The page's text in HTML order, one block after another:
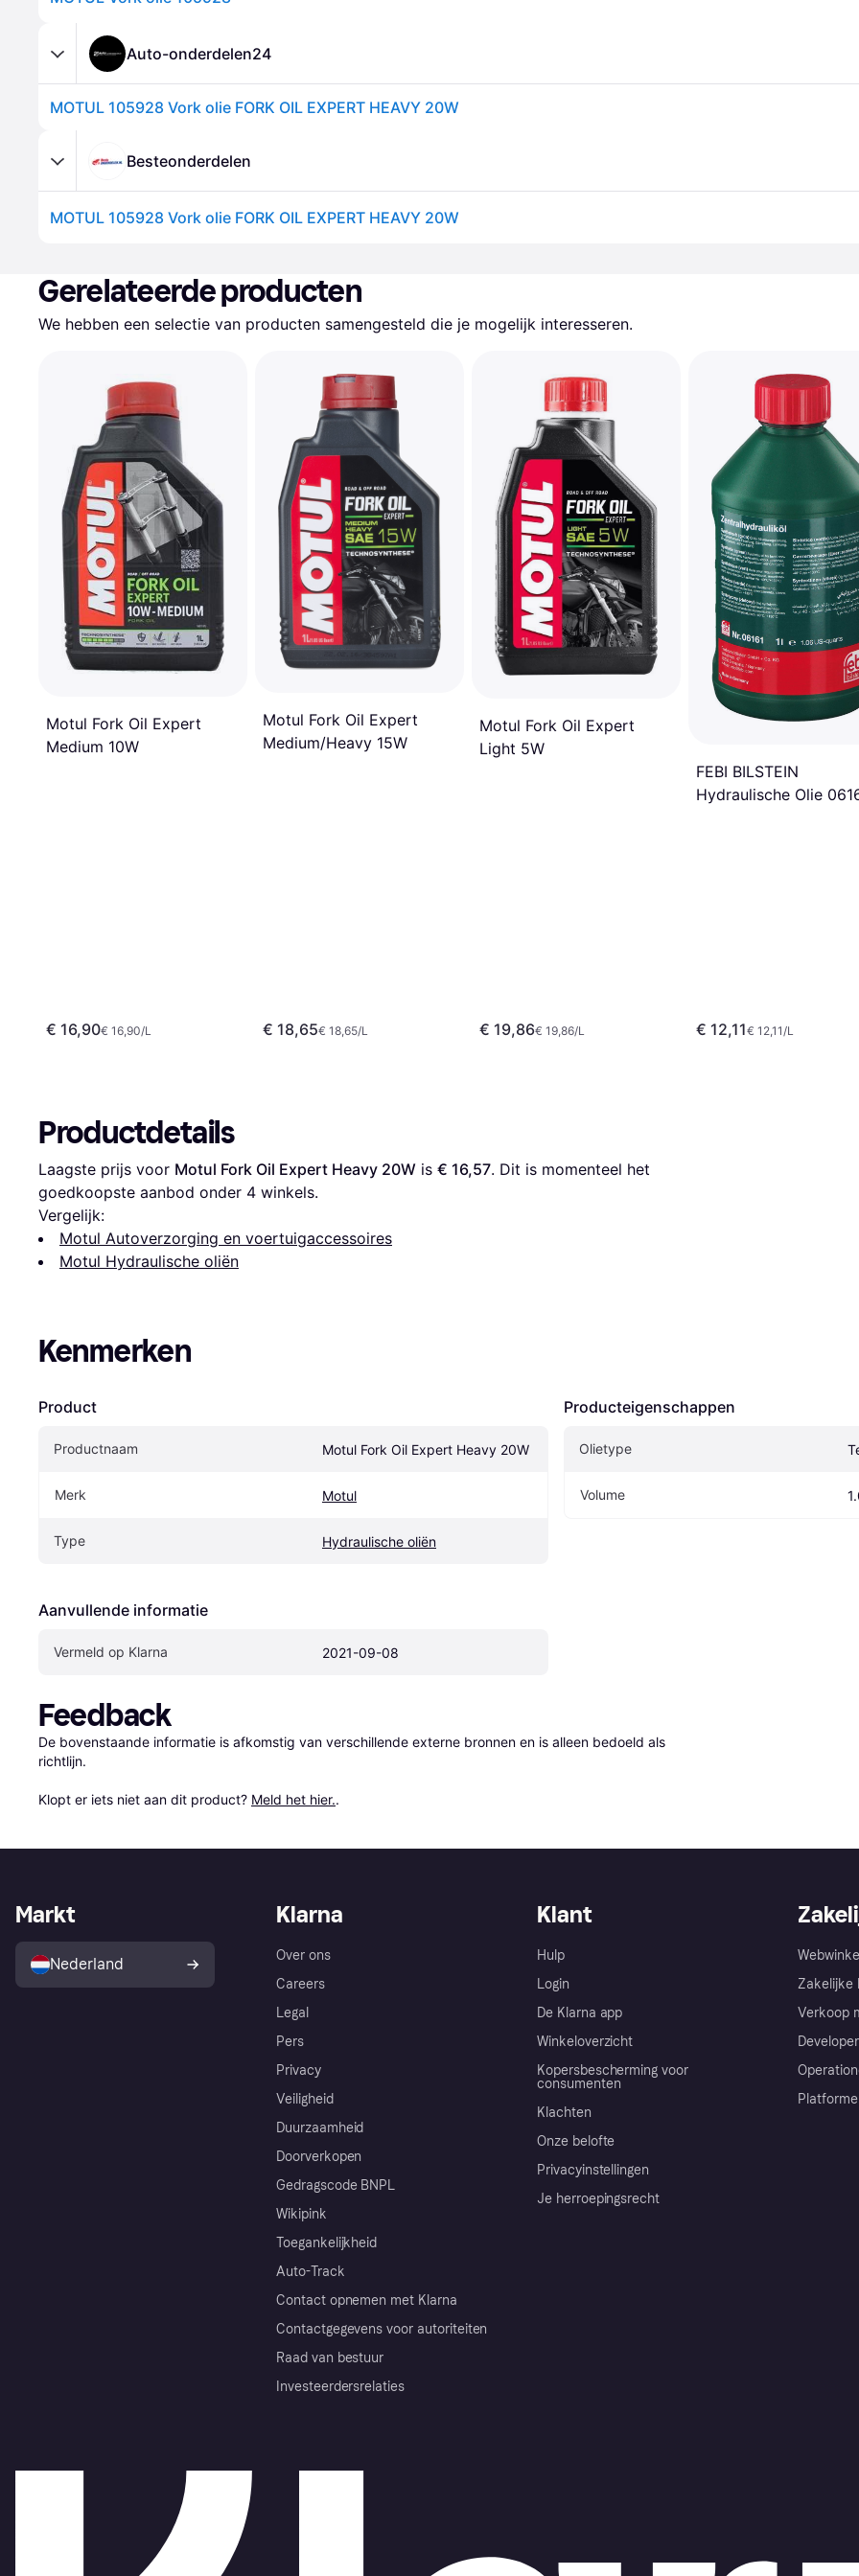
Auto-onderdelen24
MOTUL 105928 Vork olie FORK OIL EXPERT HEAVY 20W
Besteonderdelen
MOTUL 105928 Vork olie FORK OIL EXPERT HEAVY 20W
Gerelateerde producten
We hebben een selectie van producten samengesteld die je mogelijk interesseren.
Motul Fork Oil Expert
Medium 10W
€ 16,90€ 16,90/L
Motul Fork Oil Expert
Medium/Heavy 15W
€ 18,65€ 18,65/L
Motul Fork Oil Expert
Light 5W
€ 19,86€ 19,86/L
FEBI BILSTEIN
Hydraulische Olie
€ 12,11€ 12,11/L
Productdetails
Laagste prijs voor Motul Fork Oil Expert Heavy 20W is € 16,57. Dit is momenteel het
goedkoopste aanbod onder 4 winkels.
Vergelijk:
Motul Autoverzorging en voertuigaccessoires
Motul Hydraulische oliën
Kenmerken
Product
Productnaam Motul Fork Oil Expert Heavy 20W
Merk Motul
Type Hydraulische oliën
Aanvullende informatie
Vermeld op Klarna 2021-09-08
Producteigenschappen
Olietype
Volume
Feedback
De bovenstaande informatie is afkomstig van verschillende externe bronnen en is alleen bedoeld als
richtlijn.
Klopt er iets niet aan dit product? Meld het hier..
Klarna
Over ons
Careers
Legal
Pers
Privacy
Veiligheid
Duurzaamheid
Doorverkopen
Gedragscode BNPL
Wikipink
Toegankelijkheid
Auto-Track
Contact opnemen met Klarna
Contactgegevens voor autoriteiten
Raad van bestuur
Investeerdersrelaties
Klant
Hulp
Login
De Klarna app
Winkeloverzicht
Kopersbescherming voor
consumenten
Klachten
Onze belofte
Privacyinstellingen
Je herroepingsrecht
Zakelijke
Verkoop
Markt
Nederland